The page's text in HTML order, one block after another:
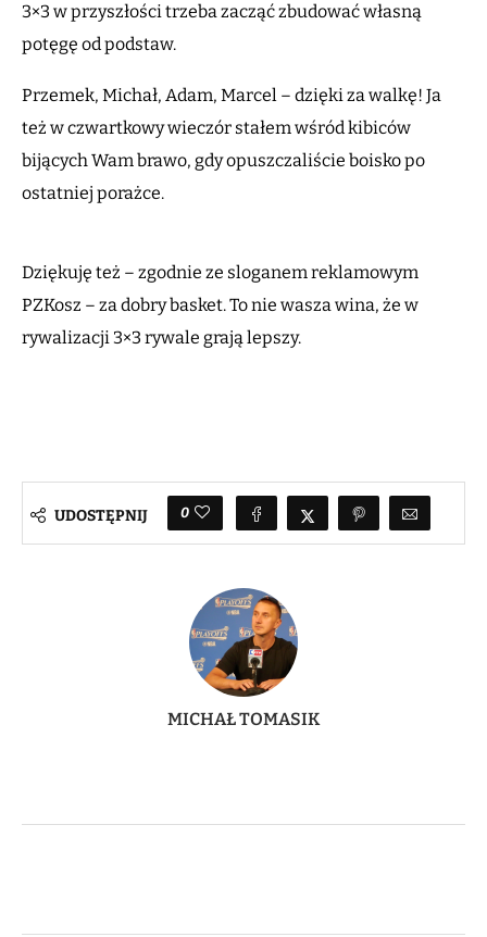
3×3 w przyszłości trzeba zacząć zbudować własną
potęgę od podstaw.
Przemek, Michał, Adam, Marcel – dzięki za walkę! Ja
też w czwartkowy wieczór stałem wśród kibiców
bijących Wam brawo, gdy opuszczaliście boisko po
ostatniej porażce.
Dziękuję też – zgodnie ze sloganem reklamowym
PZKosz – za dobry basket. To nie wasza wina, że w
rywalizacji 3×3 rywale grają lepszy.
UDOSTĘPNIJ 0
MICHAŁ TOMASIK